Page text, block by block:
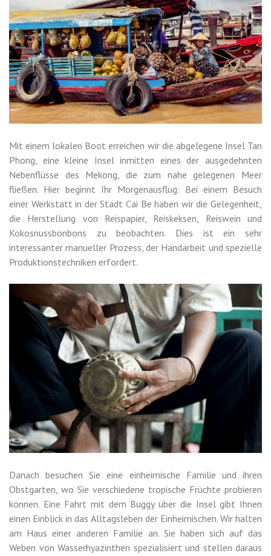
Mit einem lokalen Boot erreichen wir die abgelegene Insel Tan
Phong, eine kleine Insel inmitten eines der ausgedehnten
Nebenflüsse des Mekong, die zum nahe gelegenen Meer
fließen. Hier beginnt Ihr Morgenausflug: Bei einem Besuch
einer Werkstatt in der Stadt Cai Be haben wir die Gelegenheit,
die Herstellung von Reispapier, Reiskeksen, Reiswein und
Kokosnussbonbons zu beobachten. Dies ist ein sehr
interessanter manueller Prozess, der Handarbeit und spezielle
Produktionstechniken erfordert.
Danach besuchen Sie eine einheimische Familie und ihren
Obstgarten, wo Sie verschiedene tropische Früchte probieren
können. Eine Fahrt mit dem Buggy über die Insel gibt Ihnen
einen Einblick in das Alltagsleben der Einheimischen. Wir halten
am Haus einer anderen Familie an. Sie haben sich auf das
Weben von Wasserhyazinthen spezialisiert und stellen daraus